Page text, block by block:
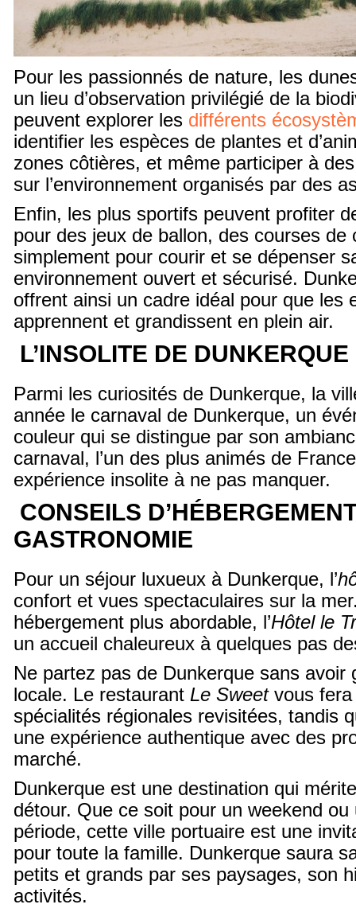
Pour les passionnés de nature, les
un lieu d’observation privilégié de la
peuvent explorer les différents
identifier les espèces de plantes et
zones côtières, et même participer à
sur l’environnement organisés par des
Enfin, les plus sportifs peuvent profiter
pour des jeux de ballon, des courses de
simplement pour courir et se dépenser
environnement ouvert et sécurisé.
offrent ainsi un cadre idéal pour que les
apprennent et grandissent en plein air.
L’INSOLITE DE DUNKERQUE
Parmi les curiosités de Dunkerque, la
année le carnaval de Dunkerque, un
couleur qui se distingue par son
carnaval, l’un des plus animés de
expérience insolite à ne pas manquer.
CONSEILS
GASTRONOMIE
Pour un séjour luxueux à Dunkerque, l’
confort et vues spectaculaires sur la
hébergement plus abordable, l’Hôtel le
un accueil chaleureux à quelques pas
Ne partez pas de Dunkerque sans avoir
locale. Le restaurant Le Sweetvous fera
spécialités régionales revisitées, tandis
une expérience authentique avec des
marché.
Dunkerque est une destination qui
détour. Que ce soit pour un weekend ou
période, cette ville portuaire est une
pour toute la famille. Dunkerque saura
petits et grands par ses paysages, son
activités.